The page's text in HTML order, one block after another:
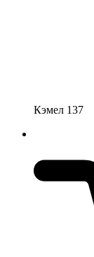
Кэмел 137